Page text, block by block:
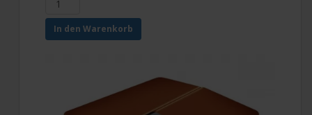
In den Warenkorb